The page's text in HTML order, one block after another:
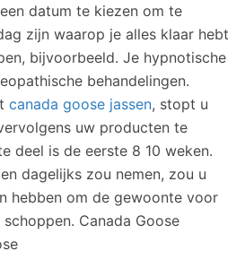
datum te kiezen om te
zijn waarop je alles klaar hebt
bijvoorbeeld. Je hypnotische
behandelingen.
canada goose jassen, stopt u
uw producten te
deel is de eerste 8 10 weken.
dagelijks zou nemen, zou u
hebben om de gewoonte voor
Canada Goose